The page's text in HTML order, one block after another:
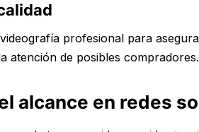
profesional para
atención de posibles compradores.
alcance en redes